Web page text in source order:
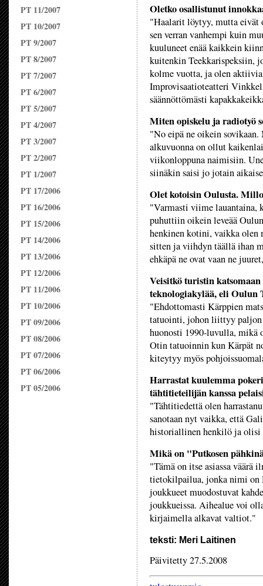
PT 11/2007
PT 10/2007
PT 9/2007
PT 8/2007
PT 7/2007
PT 6/2007
PT 5/2007
PT 4/2007
PT 3/2007
PT 2/2007
PT 1/2007
PT 17/2006
PT 16/2006
PT 15/2006
PT 14/2006
PT 13/2006
PT 12/2006
PT 11/2006
PT 10/2006
PT 09/2006
PT 08/2006
PT 07/2006
PT 06/2006
PT 05/2006
Oletko osallistunut
"Haalarit löytyy, mutta eivät
sen verran vanhempi kuin
kuuluneet enää kaikkein
kuitenkin Teekkarispeksiin,
kolme vuotta, ja olen
Improvisaatioteatteri
säännöttömästi
Miten opiskelu ja radiotyö
"No eipä ne oikein
alkuvuonna on ollut
viikonloppuna naimisiin.
siinäkin saisi jo jotain
Olet kotoisin Oulusta.
"Varmasti viime lauantaina,
puhuttiin oikein leveää
henkinen kotini, vaikka
sitten ja viihdyn täällä ihan
ehkäpä ne ovat vaan ne
Veisitkö turistin
teknologiakylää, eli Oulun
"Ehdottomasti Kärppien
tatuointi, johon liittyy paljon
huonosti 1990-luvulla, mikä
Otin tatuoinnin kun Kärpät
kiteytyy myös
Harrastat kuulemma
tähtitieteilijän kanssa
"Tähtitiedettä olen
sanotaan nyt vaikka, että
historiallinen henkilö ja olisi
Mikä on "Putkosen
"Tämä on itse asiassa
tietokilpailua, jonka nimi on
joukkueet muodostuvat
joukkueissa. Aihealue voi
kirjaimella alkavat valtiot."
teksti: Meri Laitinen
Päivitetty 27.5.2008